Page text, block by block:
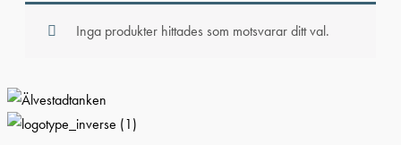
Inga produkter hittades som motsvarar ditt val.